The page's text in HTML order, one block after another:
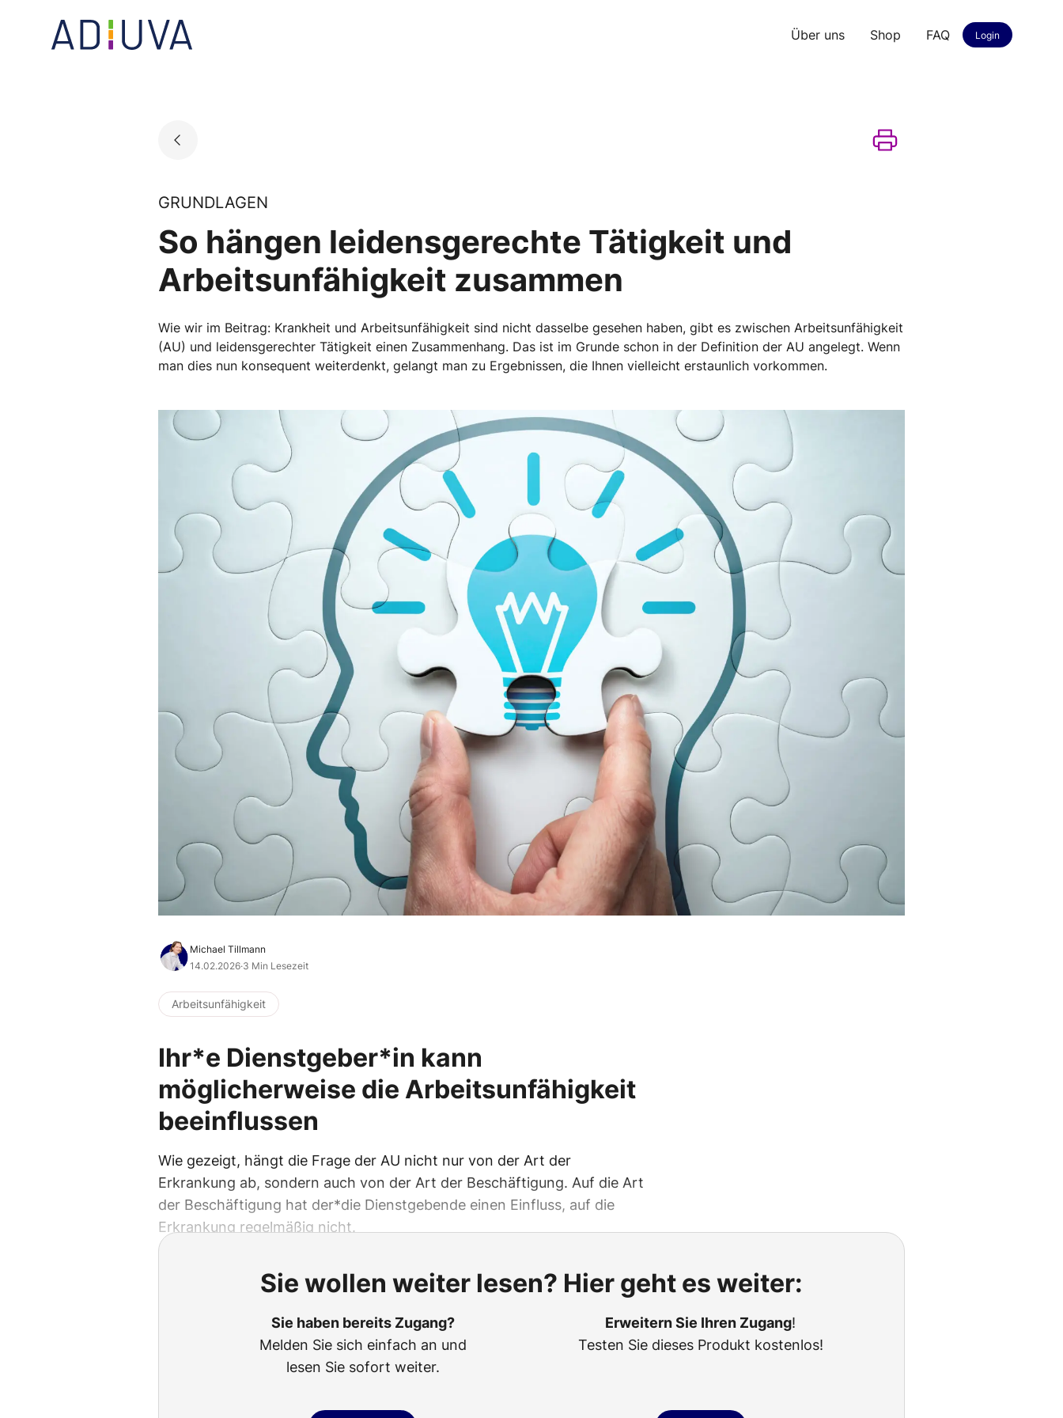
Go to landing page. Über uns Shop FAQ Login
GRUNDLAGEN
So hängen leidensgerechte Tätigkeit und
Arbeitsunfähigkeit zusammen
Wie wir im Beitrag: Krankheit und Arbeitsunfähigkeit sind nicht dasselbe gesehen haben, gibt es zwischen Arbeitsunfähigkeit
(AU) und leidensgerechter Tätigkeit einen Zusammenhang. Das ist im Grunde schon in der Definition der AU angelegt. Wenn
man dies nun konsequent weiterdenkt, gelangt man zu Ergebnissen, die Ihnen vielleicht erstaunlich vorkommen.
Michael Tillmann
14.02.2026·3 Min Lesezeit
Arbeitsunfähigkeit
Ihr*e Dienstgeber*in kann
möglicherweise die Arbeitsunfähigkeit
beeinflussen
Wie gezeigt, hängt die Frage der AU nicht nur von der Art der
Erkrankung ab, sondern auch von der Art der Beschäftigung. Auf die Art
der Beschäftigung hat der*die Dienstgebende einen Einfluss, auf die
Erkrankung regelmäßig nicht.
Sie wollen weiter lesen? Hier geht es weiter:
Sie haben bereits Zugang?
Melden Sie sich einfach an und
lesen Sie sofort weiter.
Erweitern Sie Ihren Zugang!
Testen Sie dieses Produkt kostenlos!